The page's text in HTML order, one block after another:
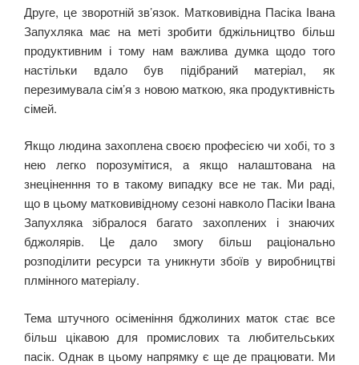
Друге, це зворотній зв’язок. Матковивідна Пасіка Івана
Запухляка має на меті зробити бджільництво більш
продуктивним і тому нам важлива думка щодо того
настільки вдало був підібраний матеріал, як
перезимувала сім’я з новою маткою, яка продуктивність
сімей.
Якщо людина захоплена своєю професією чи хобі, то з
нею легко порозумітися, а якщо налаштована на
знеціненння то в такому випадку все не так. Ми раді,
що в цьому матковивідному сезоні навколо Пасіки Івана
Запухляка зібралося багато захоплених і знаючих
бджолярів. Це дало змогу більш раціонально
розподілити ресурси та уникнути збоїв у виробництві
плмінного матеріалу.
Тема штучного осіменіння бджолиних маток стає все
більш цікавою для промислових та любительських
пасік. Однак в цьому напрямку є ще де працювати. Ми